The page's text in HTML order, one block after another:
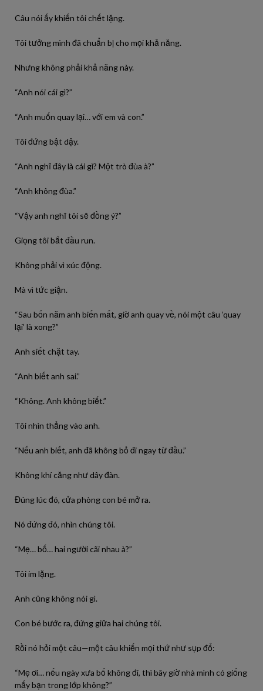
Câu nói ấy khiến tôi chết lặng.
Tôi tưởng mình đã chuẩn bị cho mọi khả năng.
Nhưng không phải khả năng này.
“Anh nói cái gì?”
“Anh muốn quay lại… với em và con.”
Tôi đứng bật dậy.
“Anh nghĩ đây là cái gì? Một trò đùa à?”
“Anh không đùa.”
“Vậy anh nghĩ tôi sẽ đồng ý?”
Giọng tôi bắt đầu run.
Không phải vì xúc động.
Mà vì tức giận.
“Sau bốn năm anh biến mất, giờ anh quay về, nói một câu ‘quay
lại’ là xong?”
Anh siết chặt tay.
“Anh biết anh sai.”
“Không. Anh không biết.”
Tôi nhìn thẳng vào anh.
“Nếu anh biết, anh đã không bỏ đi ngay từ đầu.”
Không khí căng như dây đàn.
Đúng lúc đó, cửa phòng con bé mở ra.
Nó đứng đó, nhìn chúng tôi.
“Mẹ… bố… hai người cãi nhau à?”
Tôi im lặng.
Anh cũng không nói gì.
Con bé bước ra, đứng giữa hai chúng tôi.
Rồi nó hỏi một câu—một câu khiến mọi thứ như sụp đổ:
“Mẹ ơi… nếu ngày xưa bố không đi, thì bây giờ nhà mình có giống
mấy bạn trong lớp không?”